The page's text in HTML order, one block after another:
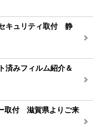
キュリティ取付 静
済みフィルム紹介＆
取付 滋賀県よりご来